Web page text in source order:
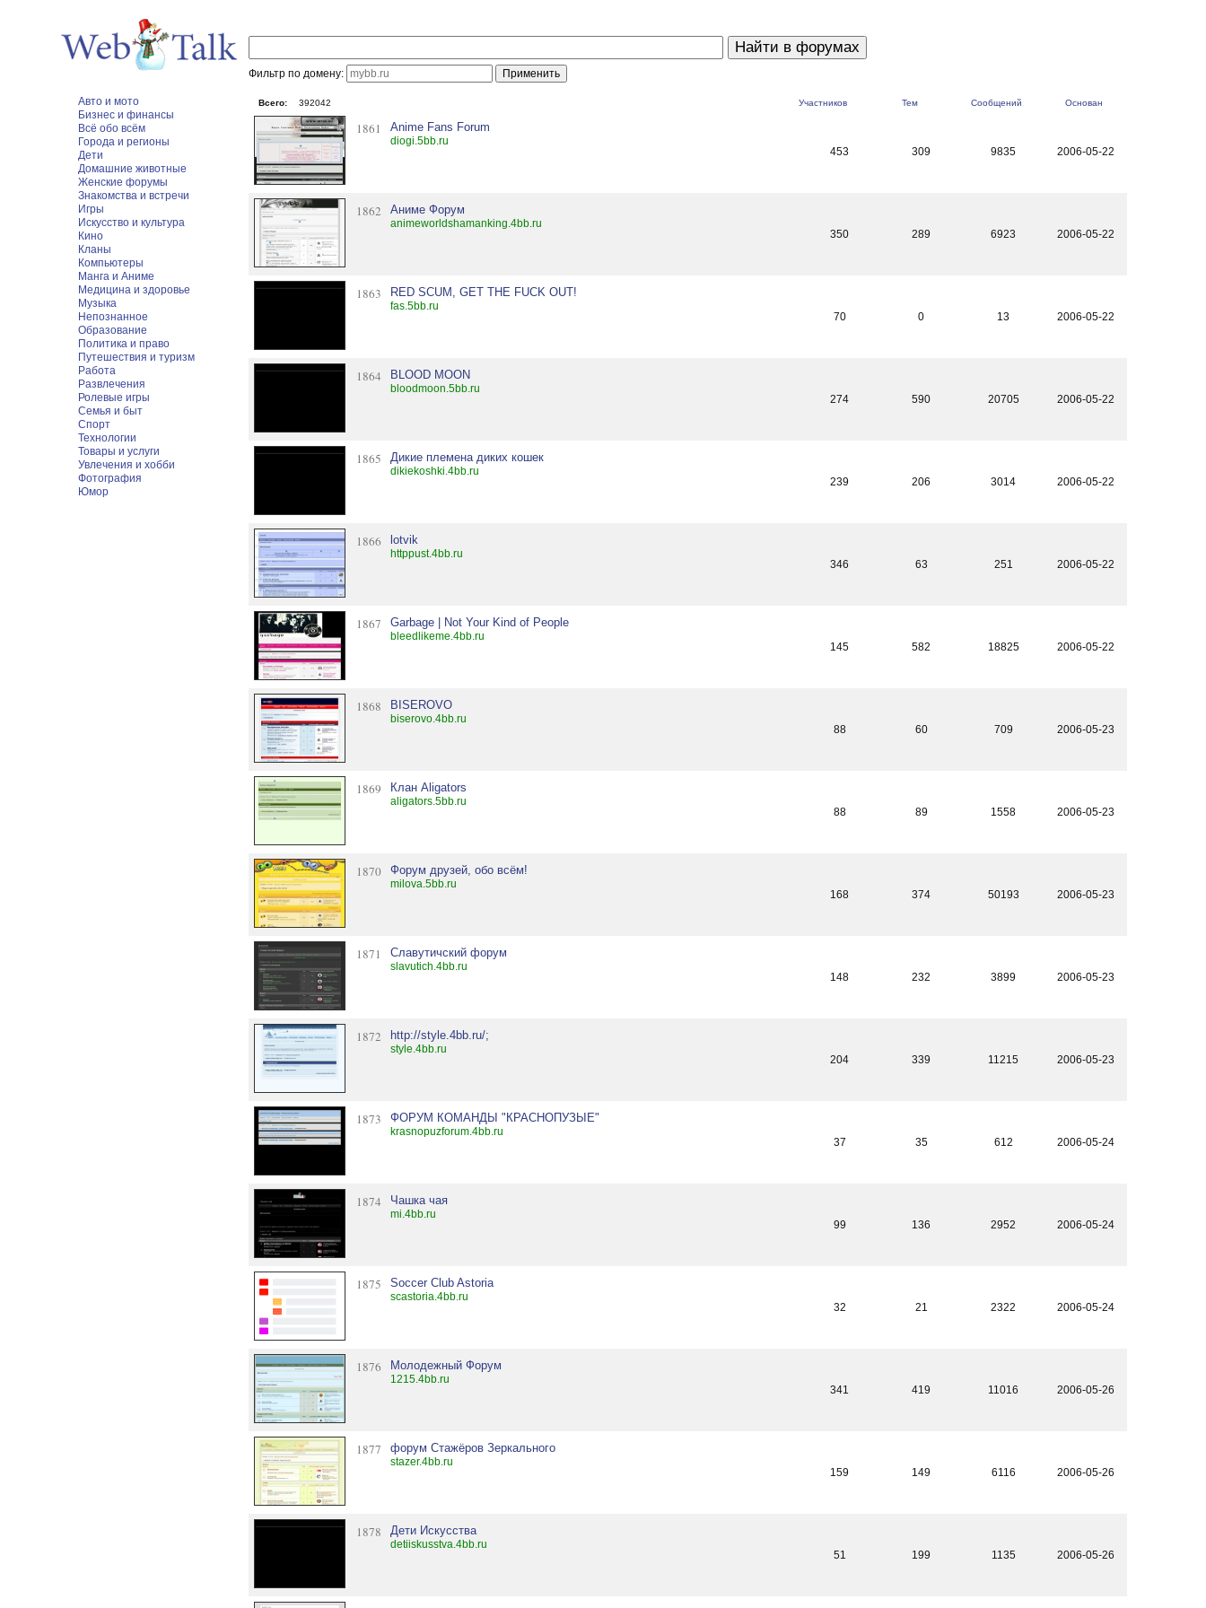
Фильтр по домену:
Авто и мото
Бизнес и финансы
Всё обо всём
Города и регионы
Дети
Домашние животные
Женские форумы
Знакомства и встречи
Игры
Искусство и культура
Кино
Кланы
Компьютеры
Манга и Аниме
Медицина и здоровье
Музыка
Непознанное
Образование
Политика и право
Путешествия и туризм
Работа
Развлечения
Ролевые игры
Семья и быт
Спорт
Технологии
Товары и услуги
Увлечения и хобби
Фотография
Юмор
Всего: 392042 Участников Тем Сообщений Основан
1861 Anime Fans Forum
diogi.5bb.ru
453
309 9835 2006-05-22
1862 Аниме Форум
animeworldshamanking.4bb.ru
350
289 6923 2006-05-22
1863 RED SCUM, GET THE FUCK OUT!
fas.5bb.ru
70
0 13 2006-05-22
1864 BLOOD MOON
bloodmoon.5bb.ru
274
590 20705 2006-05-22
1865 Дикие племена диких кошек
dikiekoshki.4bb.ru
239
206 3014 2006-05-22
1866 lotvik
httppust.4bb.ru
346
63 251 2006-05-22
1867 Garbage | Not Your Kind of People
bleedlikeme.4bb.ru
145
582 18825 2006-05-22
1868 BISEROVO
biserovo.4bb.ru
88
60 709 2006-05-23
1869 Клан Aligators
aligators.5bb.ru
88
89 1558 2006-05-23
1870 Форум друзей, обо всём!
milova.5bb.ru
168
374 50193 2006-05-23
1871 Славутичский форум
slavutich.4bb.ru
148
232 3899 2006-05-23
1872 http://style.4bb.ru/;
style.4bb.ru
204
339 11215 2006-05-23
1873 ФОРУМ КОМАНДЫ "КРАСНОПУЗЫЕ"
krasnopuzforum.4bb.ru
37
35 612 2006-05-24
1874 Чашка чая
mi.4bb.ru
99
136 2952 2006-05-24
1875 Soccer Club Astoria
scastoria.4bb.ru
32
21 2322 2006-05-24
1876 Молодежный Форум
1215.4bb.ru
341
419 11016 2006-05-26
1877 форум Стажёров Зеркального
stazer.4bb.ru
159
149 6116 2006-05-26
1878 Дети Искусства
detiiskusstva.4bb.ru
51
199 1135 2006-05-26